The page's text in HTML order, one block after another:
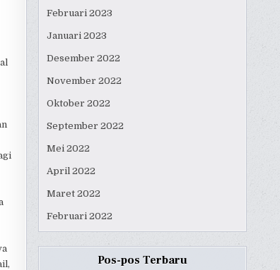
Februari 2023
Januari 2023
Desember 2022
November 2022
Oktober 2022
September 2022
Mei 2022
April 2022
Maret 2022
Februari 2022
Pos-pos Terbaru